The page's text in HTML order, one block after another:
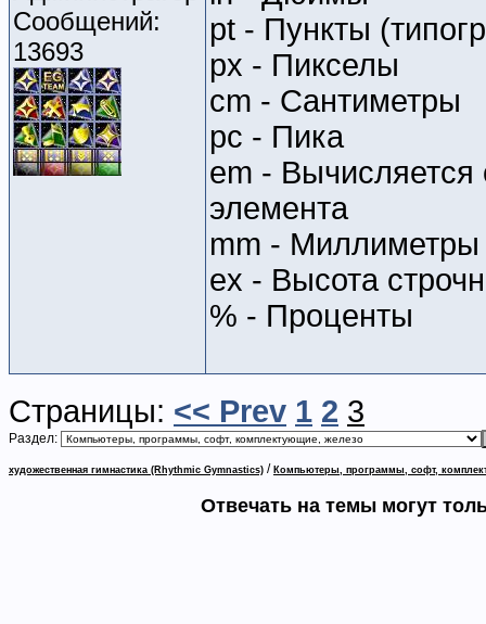
Сообщений:
13693
pt - Пункты
px - Пикселы
cm - Сантиметры
pc - Пика
em -
элемента
mm - Миллиметры
ex - Высота
% - Проценты
Страницы: << Prev 1 2 3
Раздел:
художественная гимнастика (Rhythmic Gymnastics) / Компьютеры, программы, софт,
Отвечать на темы могут